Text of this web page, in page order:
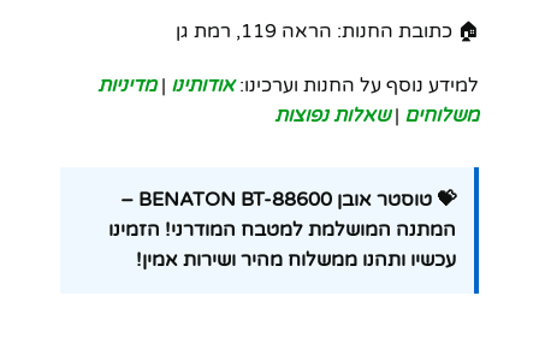
🏠 כתובת החנות: הראה 119, רמת גן
למידע נוסף על החנות וערכינו:אודותינו |מדיניות
משלוחים |שאלות נפוצות
💝 טוסטר אובן BENATON BT-88600 –
המתנה המושלמת למטבח המודרני! הזמינו
עכשיו ותהנו ממשלוח מהיר ושירות אמין!